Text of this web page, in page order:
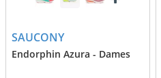
SAUCONY
Endorphin Azura - Dames